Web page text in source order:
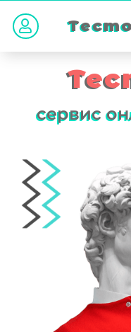
сервис